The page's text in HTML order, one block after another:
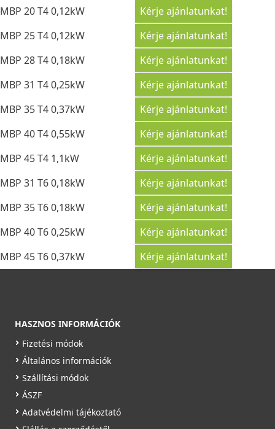
MBP 20 T4 0,12kW
Kérje ajánlatunkat!
MBP 25 T4 0,12kW
Kérje ajánlatunkat!
MBP 28 T4 0,18kW
Kérje ajánlatunkat!
MBP 31 T4 0,25kW
Kérje ajánlatunkat!
MBP 35 T4 0,37kW
Kérje ajánlatunkat!
MBP 40 T4 0,55kW
Kérje ajánlatunkat!
MBP 45 T4 1,1kW
Kérje ajánlatunkat!
MBP 31 T6 0,18kW
Kérje ajánlatunkat!
MBP 35 T6 0,18kW
Kérje ajánlatunkat!
MBP 40 T6 0,25kW
Kérje ajánlatunkat!
MBP 45 T6 0,37kW
Kérje ajánlatunkat!
HASZNOS INFORMÁCIÓK
Fizetési módok
Általános információk
Szállítási módok
ÁSZF
Adatvédelmi tájékoztató